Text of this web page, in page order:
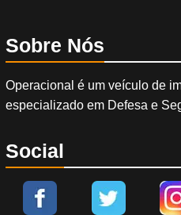
Sobre Nós
Operacional é um veículo de
especializado em Defesa e
Social